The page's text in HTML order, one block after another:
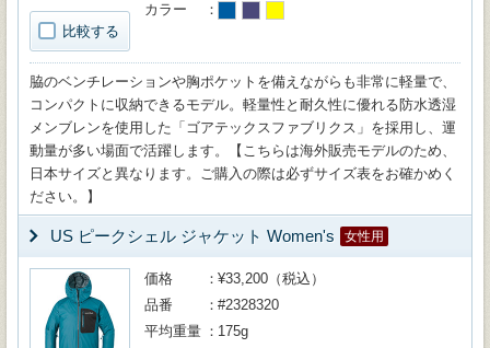
比較する
カラー
脇のベンチレーションや胸ポケットを備えながらも非常に軽量で、
コンパクトに収納できるモデル。軽量性と耐久性に優れる防水透湿
メンブレンを使用した「ゴアテックスファブリクス」を採用し、運
動量が多い場面で活躍します。【こちらは海外販売モデルのため、
日本サイズと異なります。ご購入の際は必ずサイズ表をお確かめく
ださい。】
US ピークシェル ジャケット Women's 女性用
価格
¥33,200（税込）
品番
#2328320
平均重量
175g